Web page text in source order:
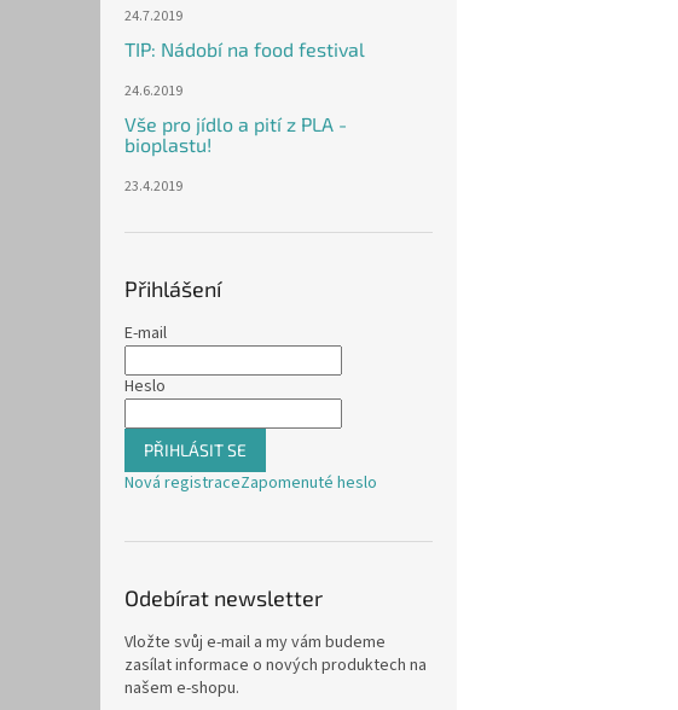
24.7.2019
TIP: Nádobí na food festival
24.6.2019
Vše pro jídlo a pití z PLA -
bioplastu!
23.4.2019
Přihlášení
E-mail
Heslo
PŘIHLÁSIT SE
Nová registraceZapomenuté heslo
Odebírat newsletter
Vložte svůj e-mail a my vám budeme
zasílat informace o nových produktech na
našem e-shopu.